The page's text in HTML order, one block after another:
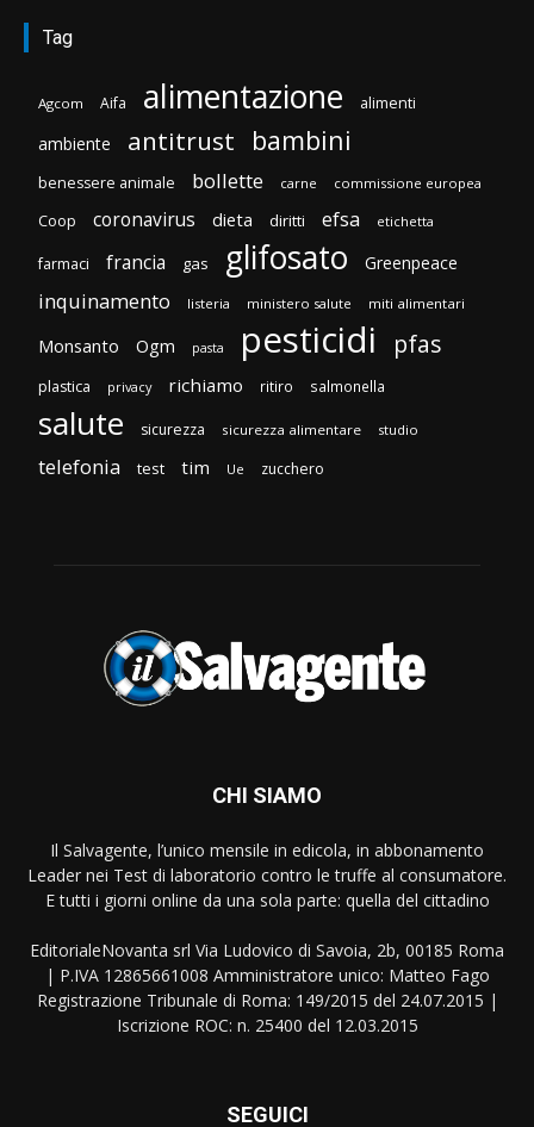
Tag
Agcom Aifa alimentazione alimenti
ambiente antitrust bambini
benessere animale bollette carne commissione europea
Coop coronavirus dieta diritti efsa etichetta
farmaci francia gas glifosato Greenpeace
inquinamento listeria ministero salute miti alimentari
Monsanto Ogm pasta pesticidi pfas
plastica privacy richiamo ritiro salmonella
salute sicurezza sicurezza alimentare studio
telefonia test tim Ue zucchero
CHI SIAMO
Il Salvagente, l’unico mensile in edicola, in abbonamento
Leader nei Test di laboratorio contro le truffe al consumatore.
E tutti i giorni online da una sola parte: quella del cittadino
EditorialeNovanta srl Via Ludovico di Savoia, 2b, 00185 Roma
| P.IVA 12865661008 Amministratore unico: Matteo Fago
Registrazione Tribunale di Roma: 149/2015 del 24.07.2015 |
Iscrizione ROC: n. 25400 del 12.03.2015
SEGUICI